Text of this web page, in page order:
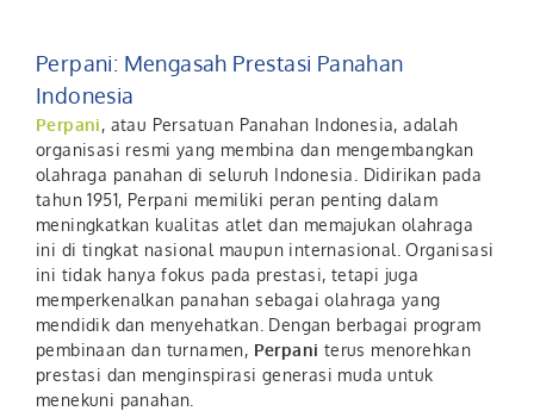
Perpani: Mengasah Prestasi Panahan
Indonesia
Perpani, atau Persatuan Panahan Indonesia, adalah
organisasi resmi yang membina dan mengembangkan
olahraga panahan di seluruh Indonesia. Didirikan pada
tahun 1951, Perpani memiliki peran penting dalam
meningkatkan kualitas atlet dan memajukan olahraga
ini di tingkat nasional maupun internasional. Organisasi
ini tidak hanya fokus pada prestasi, tetapi juga
memperkenalkan panahan sebagai olahraga yang
mendidik dan menyehatkan. Dengan berbagai program
pembinaan dan turnamen, Perpani terus menorehkan
prestasi dan menginspirasi generasi muda untuk
menekuni panahan.